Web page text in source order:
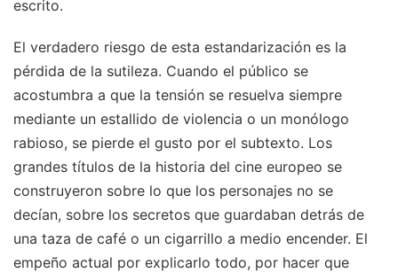
escrito.
El verdadero riesgo de esta estandarización es la
pérdida de la sutileza. Cuando el público se
acostumbra a que la tensión se resuelva siempre
mediante un estallido de violencia o un monólogo
rabioso, se pierde el gusto por el subtexto. Los
grandes títulos de la historia del cine europeo se
construyeron sobre lo que los personajes no se
decían, sobre los secretos que guardaban detrás de
una taza de café o un cigarrillo a medio encender. El
empeño actual por explicarlo todo, por hacer que